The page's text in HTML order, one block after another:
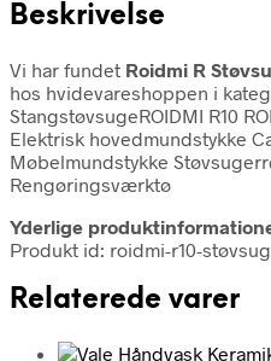
Beskrivelse
Vi har fundet Roidmi R
hos hvidevareshoppen i
StangstøvsugeROIDMI R10
Elektrisk hovedmundstykke
Møbelmundstykke
Rengøringsværktø
Yderlige
Produkt id: roidmi-r10-
Relaterede varer